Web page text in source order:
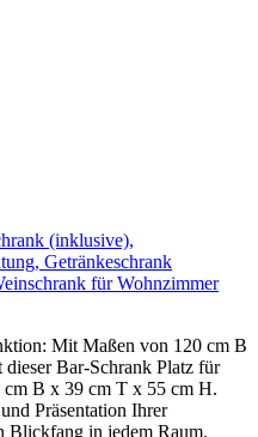
(inklusive),
Getränkeschrank
für Wohnzimmer
Mit Maßen von 120 cm B
Bar-Schrank Platz für
B x 39 cm T x 55 cm H.
Präsentation Ihrer
in jedem Raum.